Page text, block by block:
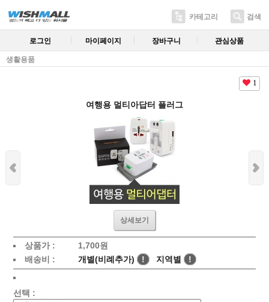
카테고리 검색
로그인 마이페이지 장바구니 관심상품
생활용품
1
여행용 멀티아답터 플러그
상세보기
상품가 :
1,700원
배송비 :
개별(비례추가) ! 지역별 !
선택 :